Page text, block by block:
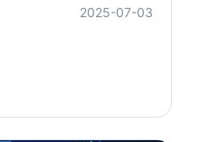
間與人力，更讓學習變得
2025-07-03